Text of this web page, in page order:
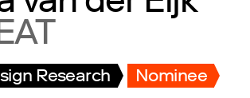
Research Nominee